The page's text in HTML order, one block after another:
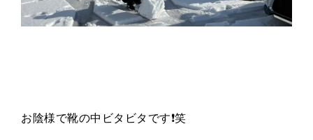
お陰様で靴の中ビタビタです❗️笑